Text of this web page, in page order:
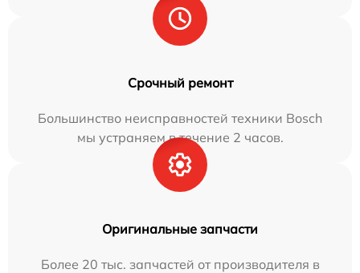
Срочный ремонт
Большинство неисправностей техники Bosch
мы устраняем в течение 2 часов.
Оригинальные запчасти
Более 20 тыс. запчастей от производителя в